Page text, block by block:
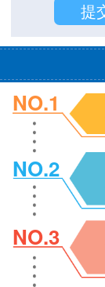
NO.1
NO.2
NO.3